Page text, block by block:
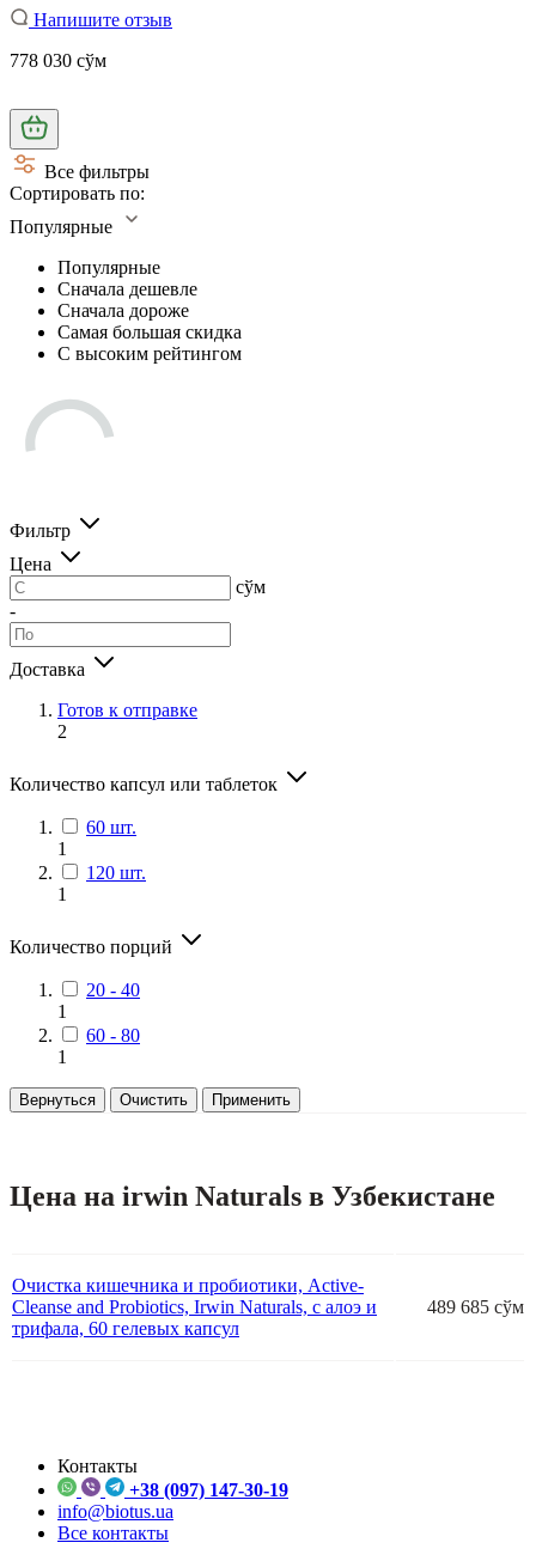
Напишите отзыв
778 030 сўм
Все фильтры
Сортировать по:
Популярные
Популярные
Сначала дешевле
Сначала дороже
Самая большая скидка
С высоким рейтингом
Фильтр
Цена
сўм
-
Доставка
Готов к отправке
2
Количество капсул или таблеток
60 шт.
1
120 шт.
1
Количество порций
20 - 40
1
60 - 80
1
Вернуться Очистить Применить
Цена на irwin Naturals в Узбекистане
Очистка кишечника и пробиотики, Active-
Cleanse and Probiotics, Irwin Naturals, с алоэ и
трифала, 60 гелевых капсул
489 685 сўм
Контакты
+38 (097) 147-30-19
info@biotus.ua
Все контакты